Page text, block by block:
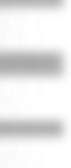
Obligado, una
para colorear